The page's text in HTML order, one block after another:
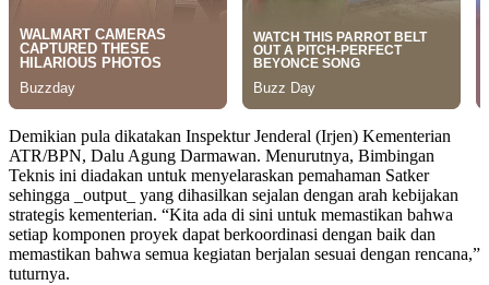
Demikian pula dikatakan Inspektur Jenderal (Irjen) Kementerian
ATR/BPN, Dalu Agung Darmawan. Menurutnya, Bimbingan
Teknis ini diadakan untuk menyelaraskan pemahaman Satker
sehingga _output_ yang dihasilkan sejalan dengan arah kebijakan
strategis kementerian. “Kita ada di sini untuk memastikan bahwa
setiap komponen proyek dapat berkoordinasi dengan baik dan
memastikan bahwa semua kegiatan berjalan sesuai dengan rencana,”
tuturnya.